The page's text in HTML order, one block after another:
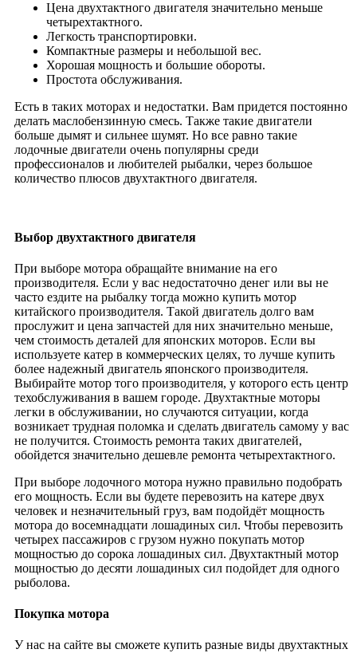
Цена двухтактного двигателя значительно меньше
четырехтактного.
Легкость транспортировки.
Компактные размеры и небольшой вес.
Хорошая мощность и большие обороты.
Простота обслуживания.
Есть в таких моторах и недостатки. Вам придется постоянно
делать маслобензинную смесь. Также такие двигатели
больше дымят и сильнее шумят. Но все равно такие
лодочные двигатели очень популярны среди
профессионалов и любителей рыбалки, через большое
количество плюсов двухтактного двигателя.
Выбор двухтактного двигателя
При выборе мотора обращайте внимание на его
производителя. Если у вас недостаточно денег или вы не
часто ездите на рыбалку тогда можно купить мотор
китайского производителя. Такой двигатель долго вам
прослужит и цена запчастей для них значительно меньше,
чем стоимость деталей для японских моторов. Если вы
используете катер в коммерческих целях, то лучше купить
более надежный двигатель японского производителя.
Выбирайте мотор того производителя, у которого есть центр
техобслуживания в вашем городе. Двухтактные моторы
легки в обслуживании, но случаются ситуации, когда
возникает трудная поломка и сделать двигатель самому у вас
не получится. Стоимость ремонта таких двигателей,
обойдется значительно дешевле ремонта четырехтактного.
При выборе лодочного мотора нужно правильно подобрать
его мощность. Если вы будете перевозить на катере двух
человек и незначительный груз, вам подойдёт мощность
мотора до восемнадцати лошадиных сил. Чтобы перевозить
четырех пассажиров с грузом нужно покупать мотор
мощностью до сорока лошадиных сил. Двухтактный мотор
мощностью до десяти лошадиных сил подойдет для одного
рыболова.
Покупка мотора
У нас на сайте вы сможете купить разные виды двухтактных